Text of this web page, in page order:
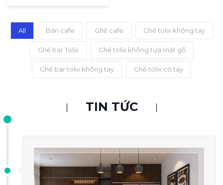
All Bàn cafe Ghế cafe Ghế tolix không tay
Ghế bar Tolix Ghế tolix không tựa mặt gỗ
Ghế bar tolix không tay Ghế tolix có tay
TIN TỨC